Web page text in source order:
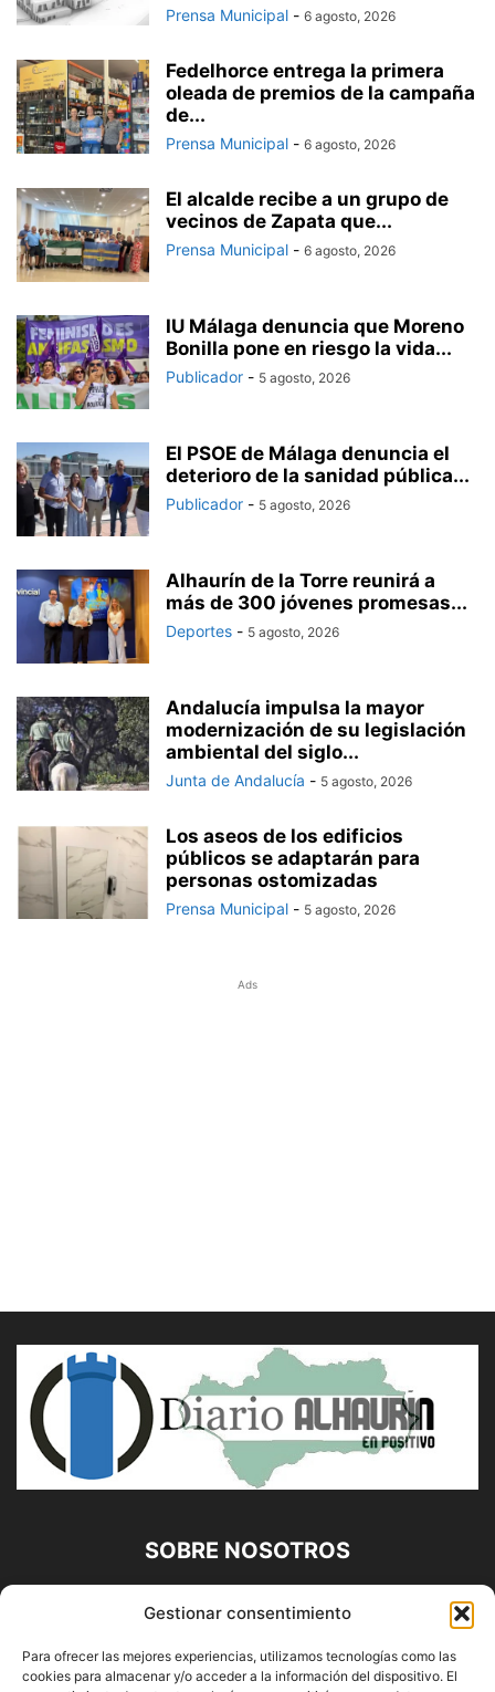
Gestionar consentimiento
Para ofrecer las mejores experiencias, utilizamos tecnologías como las
cookies para almacenar y/o acceder a la información del dispositivo. El
Prensa Municipal - 6 agosto, 2026
Fedelhorce entrega la primera
oleada de premios de la campaña
de...
Prensa Municipal - 6 agosto, 2026
El alcalde recibe a un grupo de
vecinos de Zapata que...
Prensa Municipal - 6 agosto, 2026
IU Málaga denuncia que Moreno
Bonilla pone en riesgo la vida...
Publicador - 5 agosto, 2026
El PSOE de Málaga denuncia el
deterioro de la sanidad pública...
Publicador - 5 agosto, 2026
Alhaurín de la Torre reunirá a
más de 300 jóvenes promesas...
Deportes - 5 agosto, 2026
Andalucía impulsa la mayor
modernización de su legislación
ambiental del siglo...
Junta de Andalucía - 5 agosto, 2026
Los aseos de los edificios
públicos se adaptarán para
personas ostomizadas
Prensa Municipal - 5 agosto, 2026
Ads
SOBRE NOSOTROS
Diario Alhaurín (www.alhaurindelatorre.com) Propiedad de
Francisco E. López López | 639 95 71 95 | Noticias de
Alhaurín de la Torre, Málaga y Provincia|